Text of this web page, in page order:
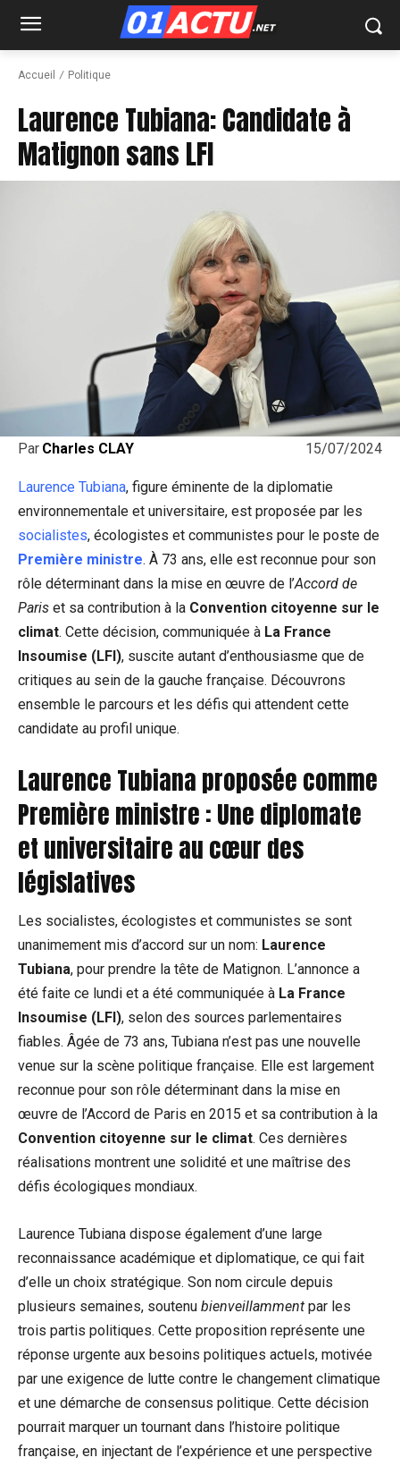
Accueil Politique
Laurence Tubiana: Candidate à
Matignon sans LFI
15/07/2024
Par Charles CLAY
Laurence Tubiana, figure éminente de la diplomatie
environnementale et universitaire, est proposée par les
socialistes, écologistes et communistes pour le poste de
Première ministre. À 73 ans, elle est reconnue pour son
rôle déterminant dans la mise en œuvre de l’Accord de
Paris et sa contribution à la Convention citoyenne sur le
climat. Cette décision, communiquée à La France
Insoumise (LFI), suscite autant d’enthousiasme que de
critiques au sein de la gauche française. Découvrons
ensemble le parcours et les défis qui attendent cette
candidate au profil unique.
Laurence Tubiana proposée comme
Première ministre : Une diplomate
et universitaire au cœur des
législatives
Les socialistes, écologistes et communistes se sont
unanimement mis d’accord sur un nom: Laurence
Tubiana, pour prendre la tête de Matignon. L’annonce a
été faite ce lundi et a été communiquée à La France
Insoumise (LFI), selon des sources parlementaires
fiables. Âgée de 73 ans, Tubiana n’est pas une nouvelle
venue sur la scène politique française. Elle est largement
reconnue pour son rôle déterminant dans la mise en
œuvre de l’Accord de Paris en 2015 et sa contribution à la
Convention citoyenne sur le climat. Ces dernières
réalisations montrent une solidité et une maîtrise des
défis écologiques mondiaux.
Laurence Tubiana dispose également d’une large
reconnaissance académique et diplomatique, ce qui fait
d’elle un choix stratégique. Son nom circule depuis
plusieurs semaines, soutenu bienveillamment par les
trois partis politiques. Cette proposition représente une
réponse urgente aux besoins politiques actuels, motivée
par une exigence de lutte contre le changement climatique
et une démarche de consensus politique. Cette décision
pourrait marquer un tournant dans l’histoire politique
française, en injectant de l’expérience et une perspective